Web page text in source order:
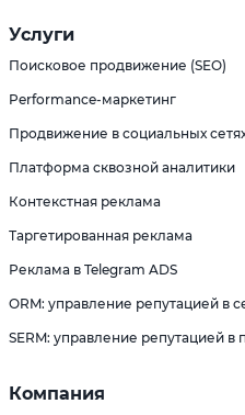
Услуги
Поисковое продвижение (SEO)
Performance-маркетинг
Продвижение в социальных
Платформа сквозной аналитики
Контекстная реклама
Таргетированная реклама
Реклама в Telegram ADS
ORM: управление репутацией в
SERM: управление репутацией в
Компания